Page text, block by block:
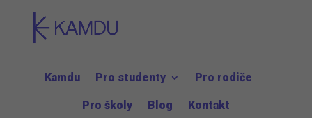
Kamdu Pro studenty Pro rodiče
Pro školy Blog Kontakt